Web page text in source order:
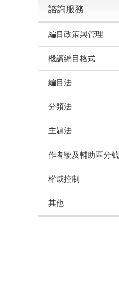
諮詢服務
編目政策與管理
機讀編目格式
編目法
分類法
主題法
作者號及輔助區分號
權威控制
其他